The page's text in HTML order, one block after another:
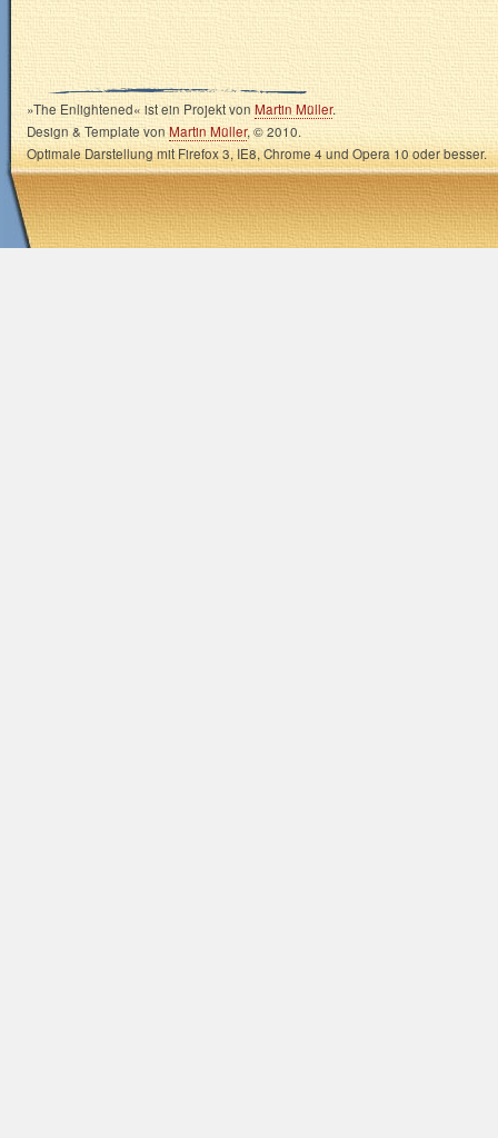
»The Enlightened« ist ein Projekt vonMartin Müller.
Design & Template vonMartin Müller, © 2010.
Optimale Darstellung mit Firefox 3, IE8, Chrome 4 und Opera 10 oder besser.